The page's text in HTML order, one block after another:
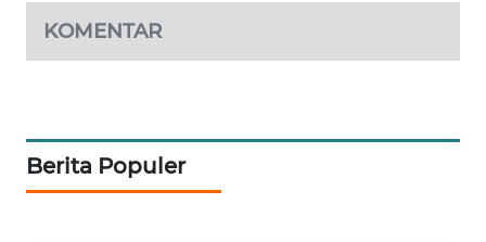
KOMENTAR
Berita Populer
WAHANA
HEALTH